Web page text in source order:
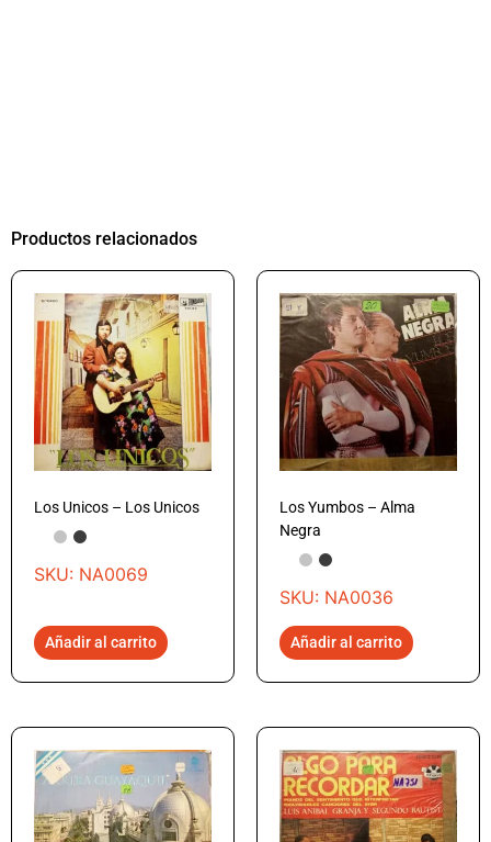
Productos relacionados
Los Unicos – Los Unicos
SKU: NA0069
Añadir al carrito
Los Yumbos – Alma
Negra
SKU: NA0036
Añadir al carrito